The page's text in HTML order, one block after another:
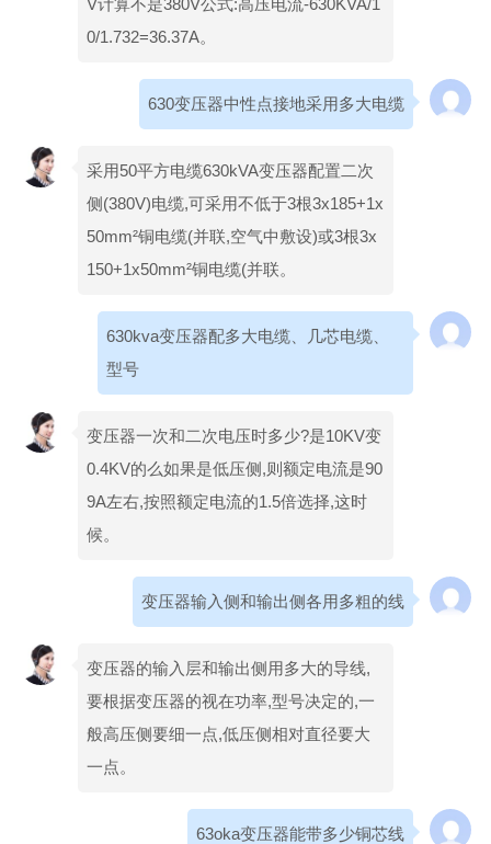
0/1.732=36.37A。
630变压器中性点接地采用多大电缆
采用50平方电缆630kVA变压器配置二次
侧(380V)电缆,可采用不低于3根3x185+1x
50mm²铜电缆(并联,空气中敷设)或3根3x
150+1x50mm²铜电缆(并联。
630kva变压器配多大电缆、几芯电缆、
型号
变压器一次和二次电压时多少?是10KV变
0.4KV的么如果是低压侧,则额定电流是90
9A左右,按照额定电流的1.5倍选择,这时
候。
变压器输入侧和输出侧各用多粗的线
变压器的输入层和输出侧用多大的导线,
要根据变压器的视在功率,型号决定的,一
般高压侧要细一点,低压侧相对直径要大
一点。
63oka变压器能带多少铜芯线